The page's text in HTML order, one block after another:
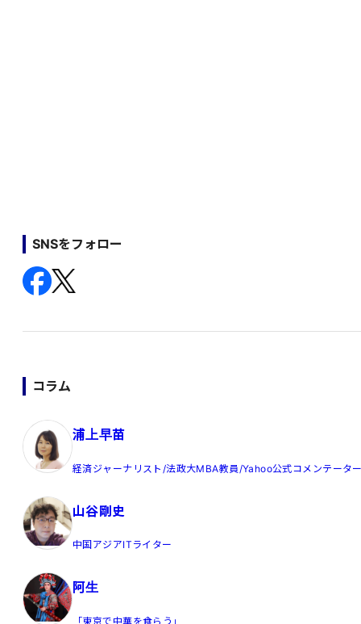
SNSをフォロー
コラム
浦上早苗
経済ジャーナリスト/法政大MBA教員/Yahoo公式コメンテータ
山谷剛史
中国アジアITライター
阿生
「東京で中華を食らう」